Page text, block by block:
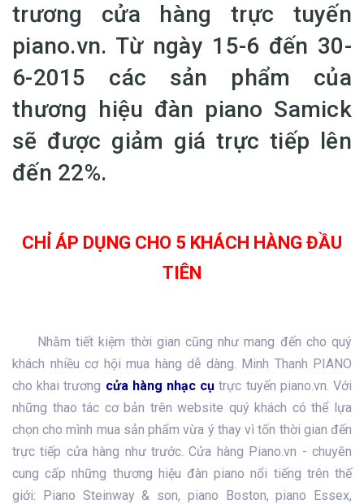
trương cửa hàng trực tuyến
piano.vn. Từ ngày 15-6 đến 30-
6-2015 các sản phẩm của
thương hiệu đàn piano Samick
sẽ được giảm giá trực tiếp lên
đến 22%.
CHỈ ÁP DỤNG CHO 5 KHÁCH HÀNG ĐẦU
TIÊN
Nhằm tiết kiệm thời gian cũng như mang đến cho quý
khách nhiều cơ hội mua hàng dễ dàng. Minh Thanh PIANO
cho khai trương cửa hàng nhạc cụ trực tuyến piano.vn. Với
những thao tác cơ bản trên website quý khách có thể lựa
chọn cho mình mua sản phẩm vừa ý thay vì tốn thời gian đến
trực tiếp cửa hàng như trước. Cửa hàng Piano.vn - chuyên
cung cấp những thương hiệu đàn piano nổi tiếng trên thế
giới: Piano Steinway & son, piano Boston, piano Essex,